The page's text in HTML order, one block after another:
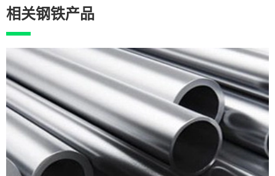
相关钢铁产品